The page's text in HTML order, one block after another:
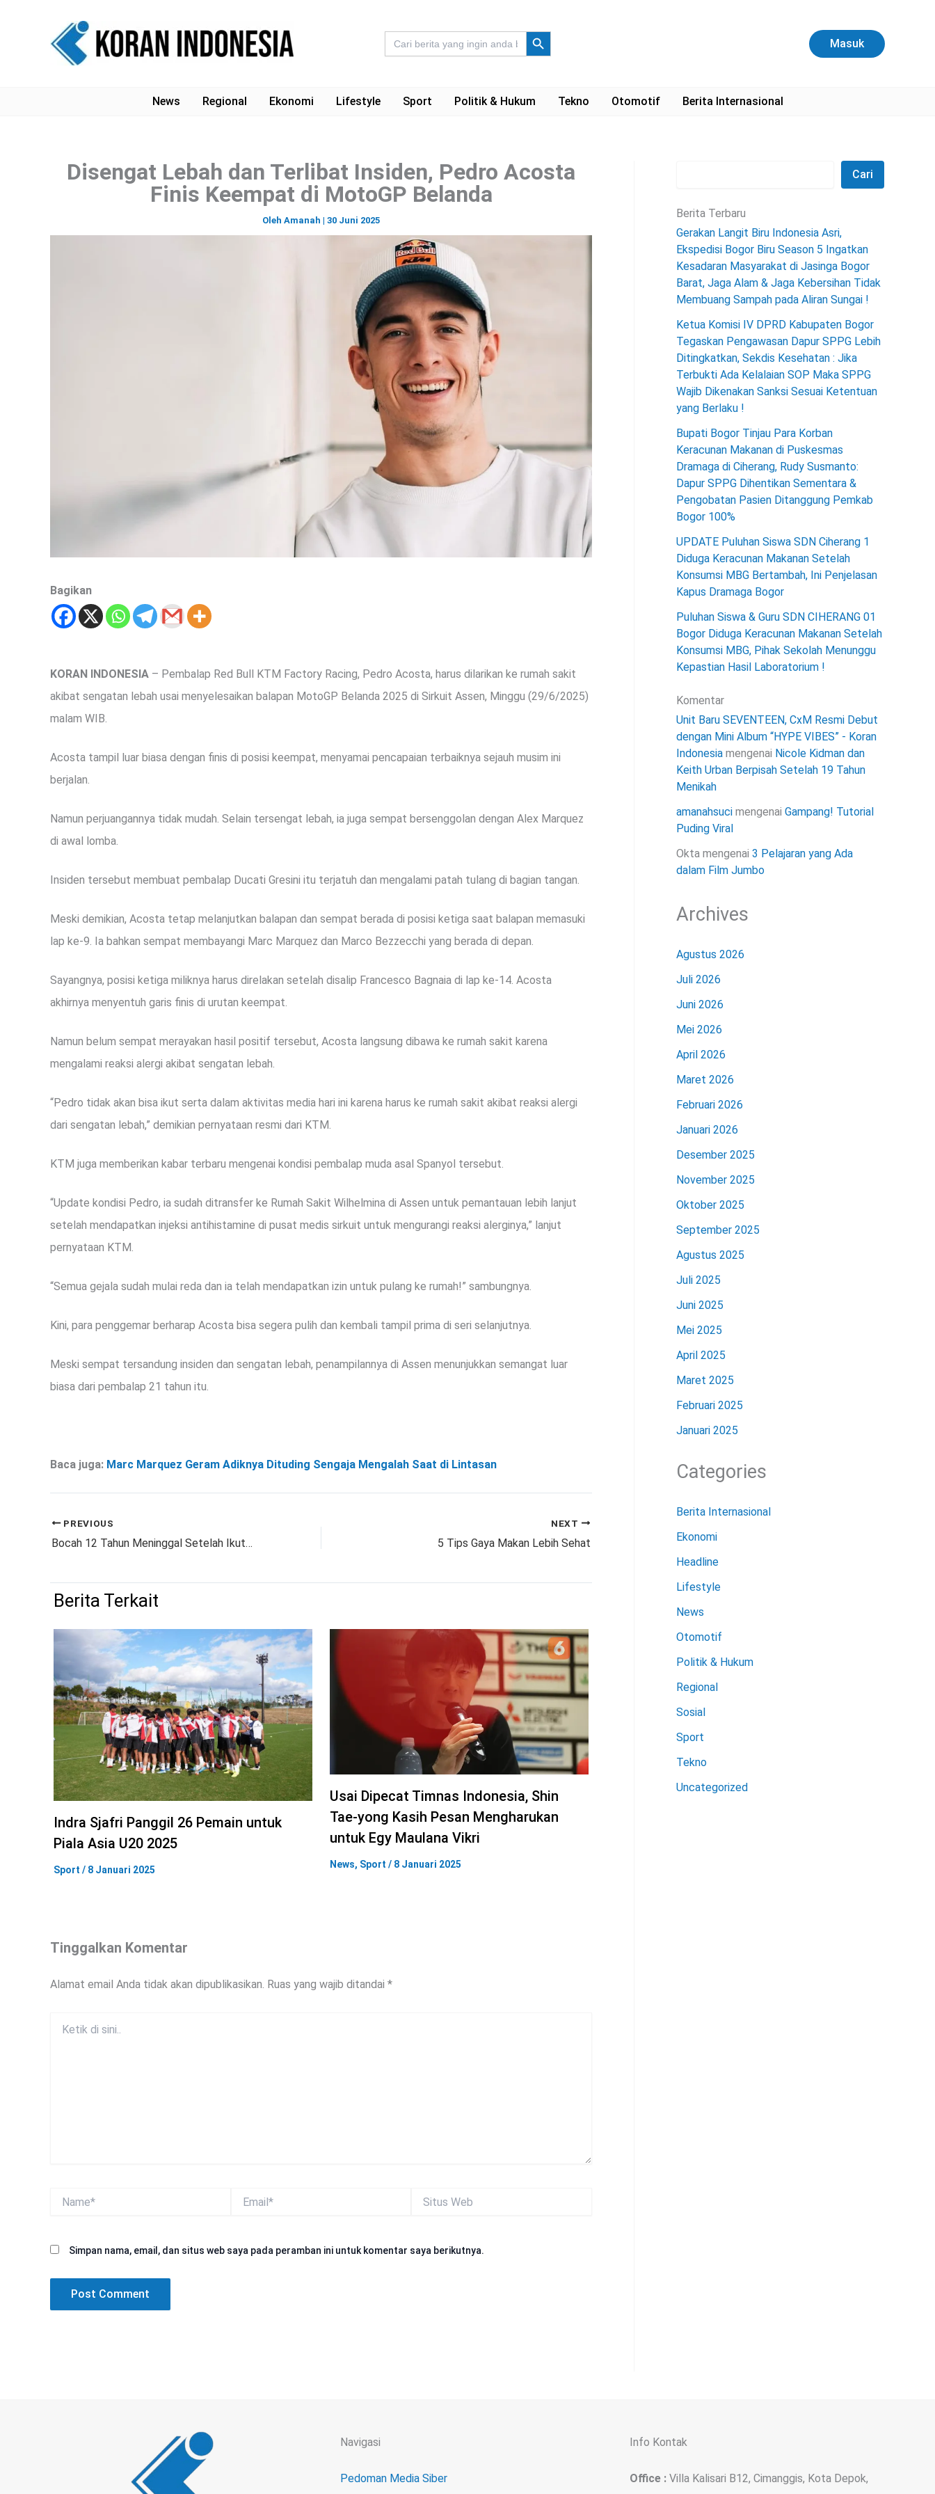
Search
for:
Search Button
Masuk
News Regional Ekonomi Lifestyle Sport Politik & Hukum Tekno Otomotif Berita Internasional
Disengat Lebah dan Terlibat Insiden, Pedro Acosta
Finis Keempat di MotoGP Belanda
Oleh Amanah | 30 Juni 2025
Bagikan
KORAN INDONESIA – Pembalap Red Bull KTM Factory Racing, Pedro Acosta, harus dilarikan ke rumah sakit
akibat sengatan lebah usai menyelesaikan balapan MotoGP Belanda 2025 di Sirkuit Assen, Minggu (29/6/2025)
malam WIB.
Acosta tampil luar biasa dengan finis di posisi keempat, menyamai pencapaian terbaiknya sejauh musim ini
berjalan.
Namun perjuangannya tidak mudah. Selain tersengat lebah, ia juga sempat bersenggolan dengan Alex Marquez
di awal lomba.
Insiden tersebut membuat pembalap Ducati Gresini itu terjatuh dan mengalami patah tulang di bagian tangan.
Meski demikian, Acosta tetap melanjutkan balapan dan sempat berada di posisi ketiga saat balapan memasuki
lap ke-9. Ia bahkan sempat membayangi Marc Marquez dan Marco Bezzecchi yang berada di depan.
Sayangnya, posisi ketiga miliknya harus direlakan setelah disalip Francesco Bagnaia di lap ke-14. Acosta
akhirnya menyentuh garis finis di urutan keempat.
Namun belum sempat merayakan hasil positif tersebut, Acosta langsung dibawa ke rumah sakit karena
mengalami reaksi alergi akibat sengatan lebah.
“Pedro tidak akan bisa ikut serta dalam aktivitas media hari ini karena harus ke rumah sakit akibat reaksi alergi
dari sengatan lebah,” demikian pernyataan resmi dari KTM.
KTM juga memberikan kabar terbaru mengenai kondisi pembalap muda asal Spanyol tersebut.
“Update kondisi Pedro, ia sudah ditransfer ke Rumah Sakit Wilhelmina di Assen untuk pemantauan lebih lanjut
setelah mendapatkan injeksi antihistamine di pusat medis sirkuit untuk mengurangi reaksi alerginya,” lanjut
pernyataan KTM.
“Semua gejala sudah mulai reda dan ia telah mendapatkan izin untuk pulang ke rumah!” sambungnya.
Kini, para penggemar berharap Acosta bisa segera pulih dan kembali tampil prima di seri selanjutnya.
Meski sempat tersandung insiden dan sengatan lebah, penampilannya di Assen menunjukkan semangat luar
biasa dari pembalap 21 tahun itu.
Baca juga: Marc Marquez Geram Adiknya Dituding Sengaja Mengalah Saat di Lintasan
PREVIOUS
Bocah 12 Tahun Meninggal Setelah Ikut Tantangan Berbahaya di Media Sosial: “Satu Momen Singkat Mengubah Segalanya”
NEXT
5 Tips Gaya Makan Lebih Sehat
Berita Terkait
Indra Sjafri Panggil 26 Pemain untuk
Piala Asia U20 2025
Sport / 8 Januari 2025
Usai Dipecat Timnas Indonesia, Shin
Tae-yong Kasih Pesan Mengharukan
untuk Egy Maulana Vikri
News, Sport / 8 Januari 2025
Tinggalkan Komentar
Alamat email Anda tidak akan dipublikasikan. Ruas yang wajib ditandai *
Web
Simpan nama, email, dan situs web saya pada peramban ini untuk komentar saya berikutnya.
Cari
Berita Terbaru
Gerakan Langit Biru Indonesia Asri,
Ekspedisi Bogor Biru Season 5 Ingatkan
Kesadaran Masyarakat di Jasinga Bogor
Barat, Jaga Alam & Jaga Kebersihan Tidak
Membuang Sampah pada Aliran Sungai !
Ketua Komisi IV DPRD Kabupaten Bogor
Tegaskan Pengawasan Dapur SPPG Lebih
Ditingkatkan, Sekdis Kesehatan : Jika
Terbukti Ada Kelalaian SOP Maka SPPG
Wajib Dikenakan Sanksi Sesuai Ketentuan
yang Berlaku !
Bupati Bogor Tinjau Para Korban
Keracunan Makanan di Puskesmas
Dramaga di Ciherang, Rudy Susmanto:
Dapur SPPG Dihentikan Sementara &
Pengobatan Pasien Ditanggung Pemkab
Bogor 100%
UPDATE Puluhan Siswa SDN Ciherang 1
Diduga Keracunan Makanan Setelah
Konsumsi MBG Bertambah, Ini Penjelasan
Kapus Dramaga Bogor
Puluhan Siswa & Guru SDN CIHERANG 01
Bogor Diduga Keracunan Makanan Setelah
Konsumsi MBG, Pihak Sekolah Menunggu
Kepastian Hasil Laboratorium !
Komentar
Unit Baru SEVENTEEN, CxM Resmi Debut
dengan Mini Album “HYPE VIBES” - Koran
Indonesia mengenai Nicole Kidman dan
Keith Urban Berpisah Setelah 19 Tahun
Menikah
amanahsuci mengenai Gampang! Tutorial
Puding Viral
Okta mengenai 3 Pelajaran yang Ada
dalam Film Jumbo
Archives
Agustus 2026
Juli 2026
Juni 2026
Mei 2026
April 2026
Maret 2026
Februari 2026
Januari 2026
Desember 2025
November 2025
Oktober 2025
September 2025
Agustus 2025
Juli 2025
Juni 2025
Mei 2025
April 2025
Maret 2025
Februari 2025
Januari 2025
Categories
Berita Internasional
Ekonomi
Headline
Lifestyle
News
Otomotif
Politik & Hukum
Regional
Sosial
Sport
Tekno
Uncategorized
Navigasi
Pedoman Media Siber
Info Kontak
Office : Villa Kalisari B12, Cimanggis, Kota Depok,